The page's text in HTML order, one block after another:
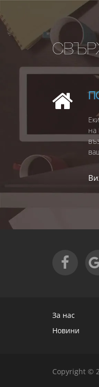
на
За нас
Новини
Copyright ©